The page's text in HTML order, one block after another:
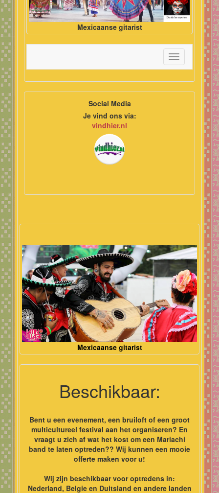
Mexicaanse gitarist
Toggle
navigation
Social Media
Je vind ons via:
vindhier.nl
Mexicaanse gitarist
Beschikbaar:
Bent u een evenement, een bruiloft of een groot
multicultureel festival aan het organiseren? En
vraagt u zich af wat het kost om een Mariachi
band te laten optreden?? Wij kunnen een mooie
offerte maken voor u!
Wij zijn beschikbaar voor optredens in:
Nederland, Belgie en Duitsland en andere landen